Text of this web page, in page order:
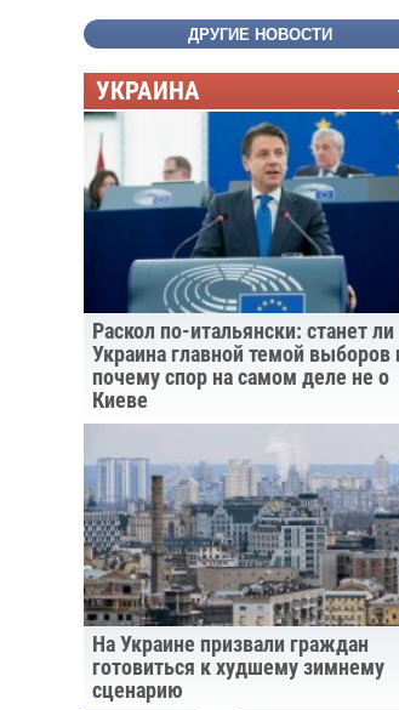
ДРУГИЕ НОВОСТИ
УКРАИНА
Раскол по-итальянски: станет ли
Украина главной темой выборов
почему спор на самом деле не о
Киеве
На Украине призвали граждан
готовиться к худшему зимнему
сценарию